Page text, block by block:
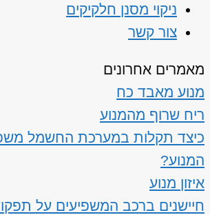
ניקוי מסנן חלקיקים
צור קשר
מאמרים אחרונים
מנוע מאבד כח
ריח שרוף מהמנוע
כיצד תקלות במערכת החשמל
המנוע?
איזון מנוע
חיישנים ברכב המשפיעים על